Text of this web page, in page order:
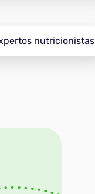
nutricionistas